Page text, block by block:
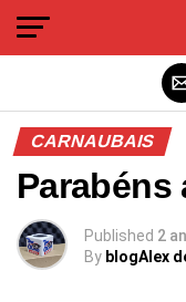
CARNAUBAIS
Parabéns
Published 2
By blogAlex